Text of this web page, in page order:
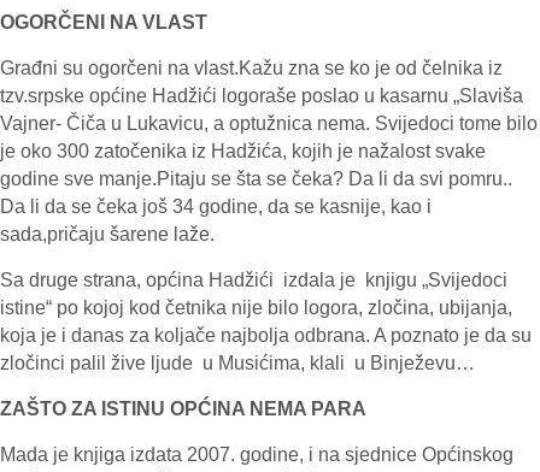
OGORČENI NA VLAST
Građni su ogorčeni na vlast.Kažu zna se ko je od čelnika iz
tzv.srpske općine Hadžići logoraše poslao u kasarnu „Slaviša
Vajner- Čiča u Lukavicu, a optužnica nema. Svijedoci tome bilo
je oko 300 zatočenika iz Hadžića, kojih je nažalost svake
godine sve manje.Pitaju se šta se čeka? Da li da svi pomru..
Da li da se čeka još 34 godine, da se kasnije, kao i
sada,pričaju šarene laže.
Sa druge strana, općina Hadžići izdala je knjigu „Svijedoci
istine“ po kojoj kod četnika nije bilo logora, zločina, ubijanja,
koja je i danas za koljače najbolja odbrana. A poznato je da su
zločinci palil žive ljude u Musićima, klali u Binježevu…
ZAŠTO ZA ISTINU OPĆINA NEMA PARA
Mada je knjiga izdata 2007. godine, i na sjednice Općinskog